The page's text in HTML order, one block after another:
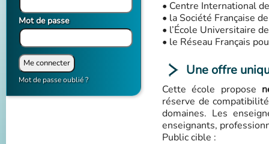
Mot de passe oublié ?
Mot de passe
• Centre International
• la Société Française
• l’École Universitaire
• le Réseau Français
Une offre
Cette école propose
réserve de
domaines. Les
enseignants,
Public cible :